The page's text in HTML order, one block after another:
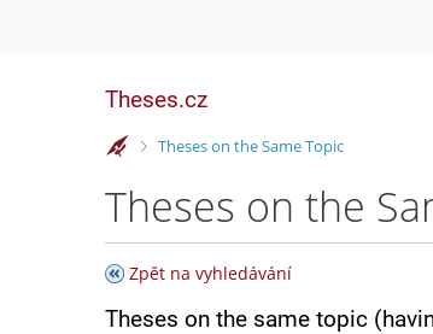
Theses.cz
>
Theses on the Same Topic
Theses on the
Zpět na vyhledávání
Theses on the same topic